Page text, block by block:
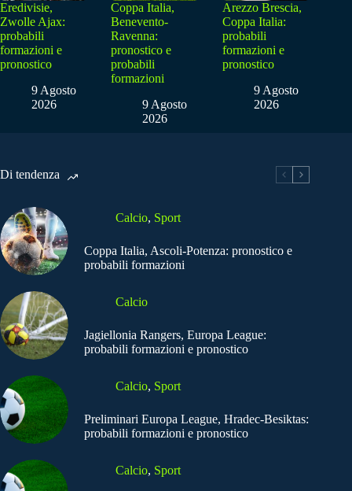
Eredivisie,
Zwolle Ajax:
probabili
formazioni e
pronostico
9 Agosto
2026
Coppa Italia,
Benevento-
Ravenna:
pronostico e
probabili
formazioni
9 Agosto
2026
Arezzo Brescia,
Coppa Italia:
probabili
formazioni e
pronostico
9 Agosto
2026
Di tendenza
Calcio, Sport
Coppa Italia, Ascoli-Potenza: pronostico e
probabili formazioni
Calcio
Jagiellonia Rangers, Europa League:
probabili formazioni e pronostico
Calcio, Sport
Preliminari Europa League, Hradec-Besiktas:
probabili formazioni e pronostico
Calcio, Sport